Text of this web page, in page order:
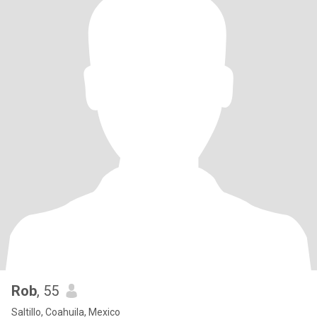
Rob, 55
Saltillo, Coahuila, Mexico